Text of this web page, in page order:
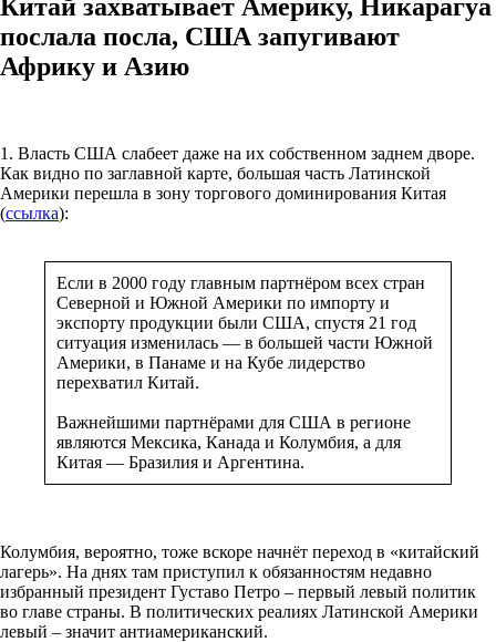
Китай захватывает Америку, Никарагуа
послала посла, США запугивают
Африку и Азию
1. Власть США слабеет даже на их собственном заднем дворе.
Как видно по заглавной карте, большая часть Латинской
Америки перешла в зону торгового доминирования Китая
(ссылка):
Если в 2000 году главным партнёром всех стран
Северной и Южной Америки по импорту и
экспорту продукции были США, спустя 21 год
ситуация изменилась — в большей части Южной
Америки, в Панаме и на Кубе лидерство
перехватил Китай.
Важнейшими партнёрами для США в регионе
являются Мексика, Канада и Колумбия, а для
Китая — Бразилия и Аргентина.
Колумбия, вероятно, тоже вскоре начнёт переход в «китайский
лагерь». На днях там приступил к обязанностям недавно
избранный президент Густаво Петро – первый левый политик
во главе страны. В политических реалиях Латинской Америки
левый – значит антиамериканский.